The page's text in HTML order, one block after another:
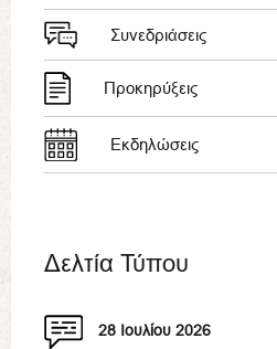
Συνεδριάσεις
Προκηρύξεις
Εκδηλώσεις
Δελτία Τύπου
28 Ιουλίου 2026